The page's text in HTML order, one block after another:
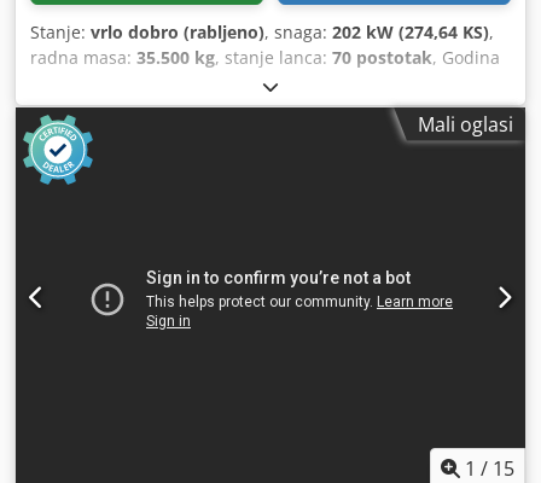
Stanje: vrlo dobro (rabljeno), snaga: 202 kW (274,64 KS),
radna masa: 35.500 kg, stanje lanca: 70 postotak, Godina
, radni sati:9.139 h
uređaj, CASE CX330 Godina proizvodnje: 2006. Radni sati:
9.139 sati. Zatvorena kabina Klimatizacija Radio Centralno
podmazivanje Standardna ruka Dužina ruke: 3,30 m
Kompletna hidraulička instalacija (za čekić, grablju, škare)
mm Isuzu motor, snage 202 kW CE oznaka Dimenzije za
transport: 10,8 x 3 x 3,40 m Radna težina: 35,5 t.
Mali oglasi
1 / 15